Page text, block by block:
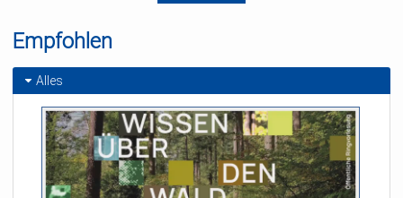
Prof. Dr. Stefanie Steiner-
Grage
Empfohlen
Alles